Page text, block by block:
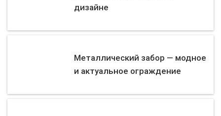
дизайне
Металлический забор — модное
и актуальное ограждение